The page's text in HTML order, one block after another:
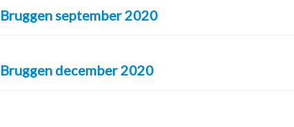
Bruggen september 2020
Bruggen december 2020